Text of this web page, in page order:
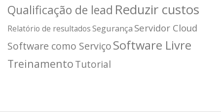
Qualificação de lead Reduzir custos
Relatório de resultadosSegurança Servidor Cloud
Software como ServiçoSoftware Livre
TreinamentoTutorial